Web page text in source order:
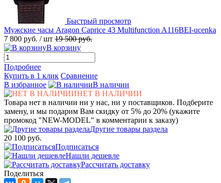
Быстрый просмотр
Мужские часы Aragon Caprice 43 Multifunction A116BEI-ucenka
7 800 руб. / шт 19 500 руб.
В корзину
Подробнее
Купить в 1 клик Сравнение
В избранное
В наличии
НЕТ В НАЛИЧИИ
Товара нет в наличии ни у нас, ни у поставщиков. Подберите
замену, и мы подарим Вам скидку от 5% до 20% (укажите
промокод "NEW-MODEL" в комментарии к заказу)
Другие товары раздела
20 100 руб.
Подписаться
Нашли дешевле
Рассчитать доставку
Поделиться